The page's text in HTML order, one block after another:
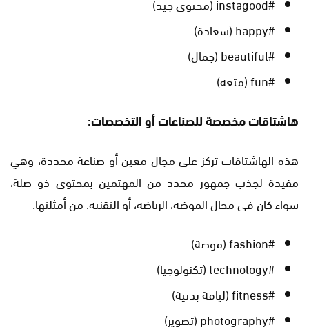
#happy (سعادة)
#beautiful (جمال)
#fun (متعة)
هاشتاقات مخصصة للصناعات أو التخصصات:
هذه الهاشتاقات تركز على مجال معين أو صناعة محددة، وهي
مفيدة لجذب جمهور محدد من المهتمين بمحتوى ذو صلة،
سواء كان في مجال الموضة، الرياضة، أو التقنية. من أمثلتها:
#fashion (موضة)
#technology (تكنولوجيا)
#fitness (لياقة بدنية)
#photography (تصوير)